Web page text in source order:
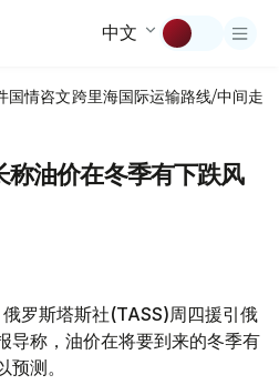
中文
国情咨文跨里海国际运输路线/中间走廊
油价在冬季有下跌风
罗斯塔斯社(TASS)周四援引俄
导称，油价在将要到来的冬季有
测。